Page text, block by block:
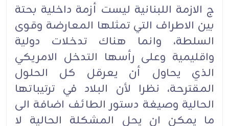
ج الازمة اللبنانية ليست أزمة داخلية بحتة
بين الاطراف التي تمثلها المعارضة وقوى
السلطة، وانما هناك تدخلات دولية
واقليمية وعلى رأسها التدخل الامريكي
الذي يحاول أن يعرقل كل الحلول
المقترحة، نظرا لأن البلاد في ترتيباتها
الحالية وصيغة دستور الطائف اضافة الى
ما يمكن ان يحل المشكلة الحالية لا